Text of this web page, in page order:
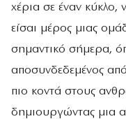
χέρια σε έναν κύκλο,
είσαι μέρος μιας
σημαντικό σήμερα,
αποσυνδεδεμένος
πιο κοντά στους
δημιουργώντας μια